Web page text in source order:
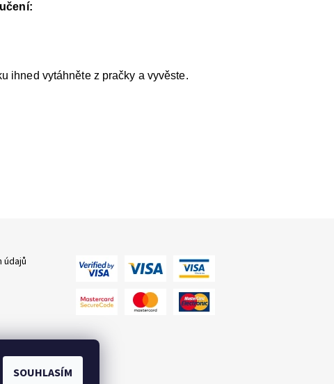
ihned vytáhněte z pračky a vyvěste.
údajů
SOUHLASÍM